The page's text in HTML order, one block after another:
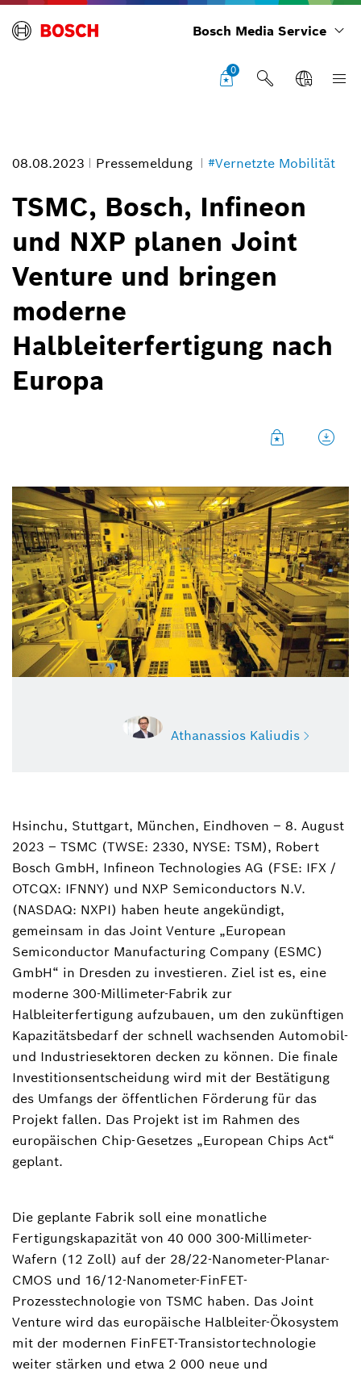
Bosch Media Service
0
08.08.2023 Pressemeldung #Vernetzte Mobilität
TSMC, Bosch, Infineon
und NXP planen Joint
Venture und bringen
moderne
Halbleiterfertigung nach
Europa
Athanassios Kaliudis
Athanassios Kaliudis
Sprecher Mobilität, Software, Halbleiter
+49 711 811-7497
athanassios.kaliudis@de.bosch.com
Hsinchu, Stuttgart, München, Eindhoven – 8. August
2023 – TSMC (TWSE: 2330, NYSE: TSM), Robert
Bosch GmbH, Infineon Technologies AG (FSE: IFX /
OTCQX: IFNNY) und NXP Semiconductors N.V.
(NASDAQ: NXPI) haben heute angekündigt,
gemeinsam in das Joint Venture „European
Semiconductor Manufacturing Company (ESMC)
GmbH“ in Dresden zu investieren. Ziel ist es, eine
moderne 300-Millimeter-Fabrik zur
Halbleiterfertigung aufzubauen, um den zukünftigen
Kapazitätsbedarf der schnell wachsenden Automobil-
und Industriesektoren decken zu können. Die finale
Investitionsentscheidung wird mit der Bestätigung
des Umfangs der öffentlichen Förderung für das
Projekt fallen. Das Projekt ist im Rahmen des
europäischen Chip-Gesetzes „European Chips Act“
geplant.
Die geplante Fabrik soll eine monatliche
Fertigungskapazität von 40 000 300-Millimeter-
Wafern (12 Zoll) auf der 28/22-Nanometer-Planar-
CMOS und 16/12-Nanometer-FinFET-
Prozesstechnologie von TSMC haben. Das Joint
Venture wird das europäische Halbleiter-Ökosystem
mit der modernen FinFET-Transistortechnologie
weiter stärken und etwa 2 000 neue und